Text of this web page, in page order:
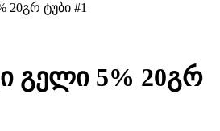
20გრ ტუბი #1
გელი 5% 20გრ